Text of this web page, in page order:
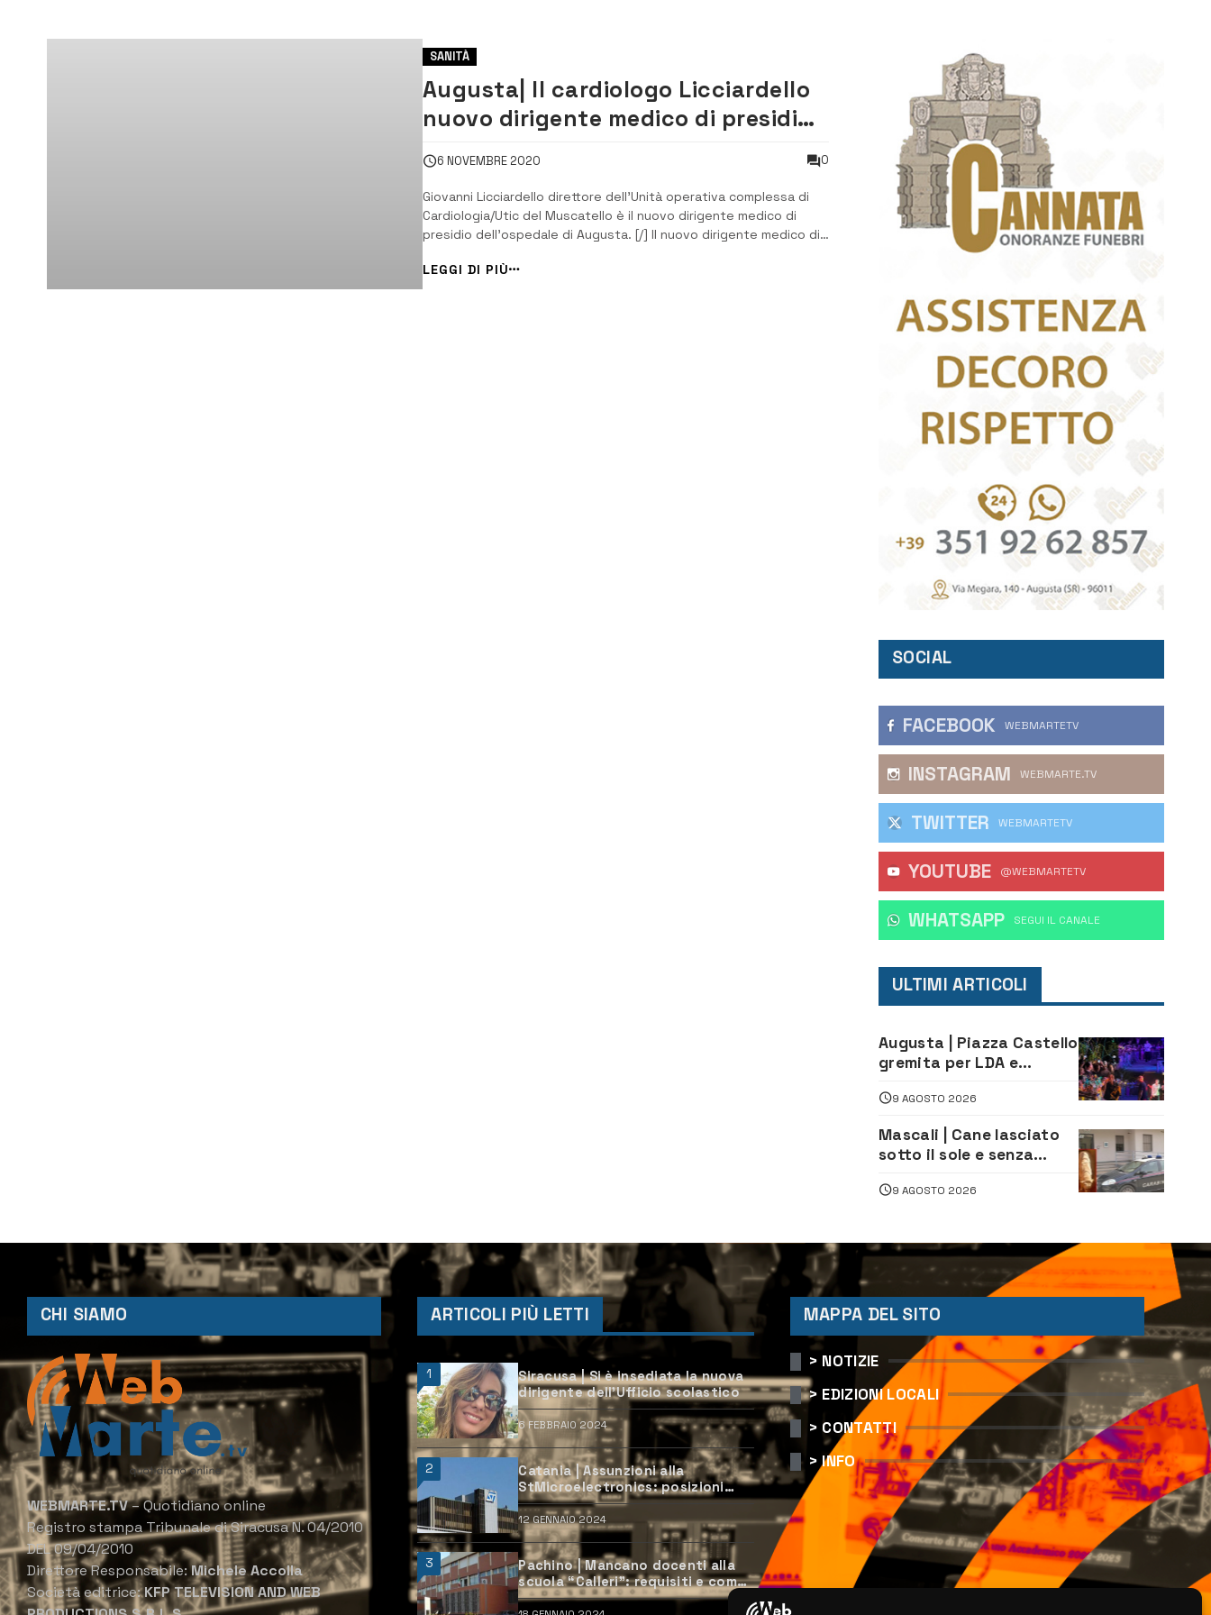
SANITÀ
Augusta| Il cardiologo Licciardello
nuovo dirigente medico di presidio
del Muscatello
6 NOVEMBRE 2020 0
Giovanni Licciardello direttore dell’Unità operativa complessa di
Cardiologia/Utic del Muscatello è il nuovo dirigente medico di
presidio dell’ospedale di Augusta. [/] Il nuovo dirigente medico di
Licciardello, direttore dell’Unità operativa complessa di
Cardiologia/Utic del Mu...
LEGGI DI PIÙ
SOCIAL
FACEBOOK WEBMARTETV
INSTAGRAM WEBMARTE.TV
TWITTER WEBMARTETV
YOUTUBE @WEBMARTETV
WHATSAPP ‎SEGUI IL CANALE
ULTIMI ARTICOLI
Augusta | Piazza Castello
gremita per LDA e
ed emozioni per
“Augusta d’Estate”
9 AGOSTO 2026
Mascali | Cane lasciato
sotto il sole e senza
denunciano proprietario
9 AGOSTO 2026
CHI SIAMO
WEBMARTE.TV– Quotidiano online
Registro stampa Tribunale di Siracusa N. 04/2010
DEL 09/04/2010
Direttore Responsabile:Michele Accolla
Società editrice:KFP TELEVISION AND WEB
ARTICOLI PIÙ LETTI
1
Siracusa | Si è insediata la nuova
dirigente dell’Ufficio scolastico
6 FEBBRAIO 2024
2
Catania | Assunzioni alla
StMicroelectronics: posizioni
aperte e come candidarsi
12 GENNAIO 2024
3
Pachino | Mancano docenti alla
scuola “Calleri”: requisiti e come
candidarsi
MAPPA DEL SITO
> NOTIZIE
> EDIZIONI LOCALI
> CONTATTI
> INFO